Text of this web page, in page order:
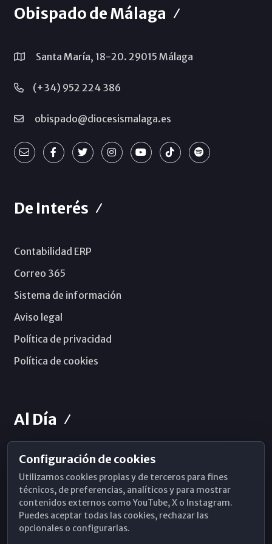
Obispado de Málaga
Santa María, 18-20. 29015 Málaga
(+34) 952 224 386
obispado@diocesismalaga.es
De Interés
Contabilidad ERP
Correo 365
Sistema de información
Aviso legal
Política de privacidad
Política de cookies
Al Día
Horarios de Misa
Hemeroteca
WhatsApp
Configuración de cookies
Utilizamos cookies propias y de terceros para fines
técnicos, de preferencias, analíticos y para mostrar
contenidos externos como YouTube, X o Instagram.
Puedes aceptar todas las cookies, rechazar las
opcionales o configurarlas.